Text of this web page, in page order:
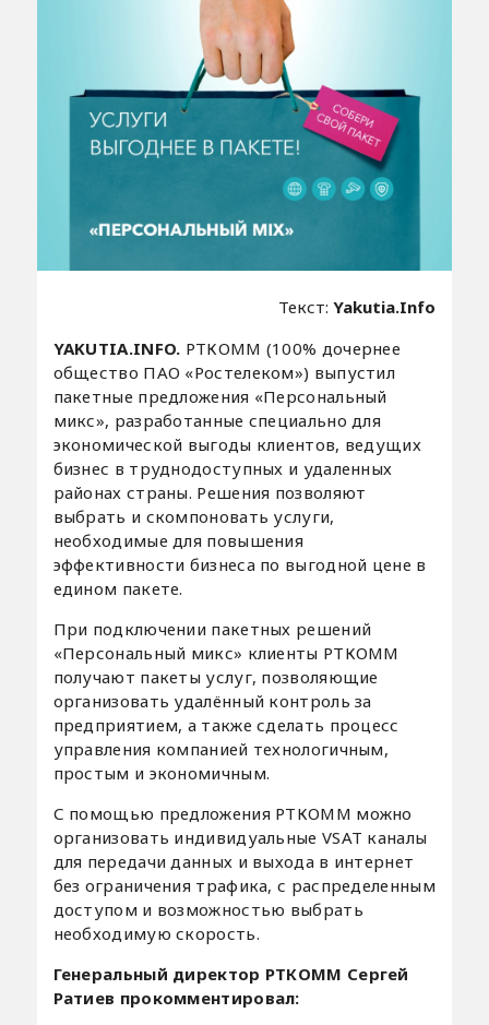
Текст:Yakutia.Info
YAKUTIA.INFO. РТКОММ (100% дочернее
общество ПАО «Ростелеком») выпустил
пакетные предложения «Персональный
микс», разработанные специально для
экономической выгоды клиентов, ведущих
бизнес в труднодоступных и удаленных
районах страны. Решения позволяют
выбрать и скомпоновать услуги,
необходимые для повышения
эффективности бизнеса по выгодной цене в
едином пакете.
При подключении пакетных решений
«Персональный микс» клиенты РТКОММ
получают пакеты услуг, позволяющие
организовать удалённый контроль за
предприятием, а также сделать процесс
управления компанией технологичным,
простым и экономичным.
С помощью предложения РТКОММ можно
организовать индивидуальные VSAT каналы
для передачи данных и выхода в интернет
без ограничения трафика, с распределенным
доступом и возможностью выбрать
необходимую скорость.
Генеральный директор РТКОММ Сергей
Ратиев прокомментировал: